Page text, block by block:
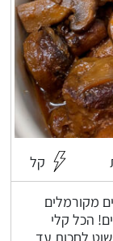
קל
ובצלים מקורמלים
הכל קלי
לחכות עד